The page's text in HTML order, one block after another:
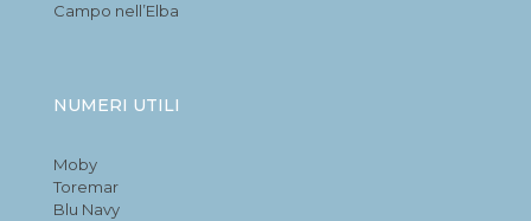
Campo nell’Elba
NUMERI UTILI
Moby
Toremar
Blu Navy